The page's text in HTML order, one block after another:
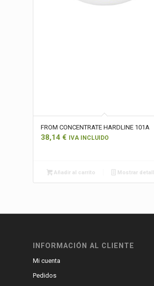
FROM CONCENTRATE HARDLINE 101A
38,14 € IVA INCLUIDO
Añadir al carrito Mostrar
INFORMACIÓN AL CLIENTE
Mi cuenta
Pedidos